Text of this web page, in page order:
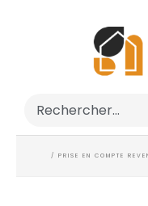
/ PRISE EN COMPTE